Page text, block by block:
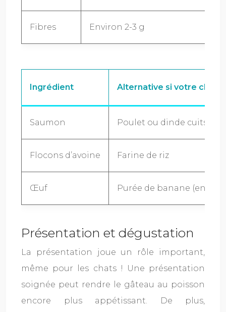
Fibres Environ 2-3 g
Ingrédient Alternative si votre chat
Saumon Poulet ou dinde cuits et
Flocons d’avoine Farine de riz
Œuf Purée de banane (en
Présentation et dégustation
La présentation joue un rôle important,
même pour les chats ! Une présentation
soignée peut rendre le gâteau au poisson
encore plus appétissant. De plus,